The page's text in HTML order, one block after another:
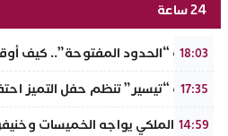
24 ساعة
18:03
​سيناريو “الحدود المفتوحة”.. كيف
17:35
جمعية “تيسير” تنظم حفل التميز احتفاءً بالذكرى الـ27 لعيد العرش المجيد وتطلق
14:59
الجيش الملكي يواجه الخميسات